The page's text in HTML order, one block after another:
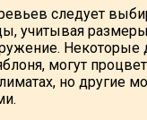
следует
учитывая
Некоторые
могут
но другие